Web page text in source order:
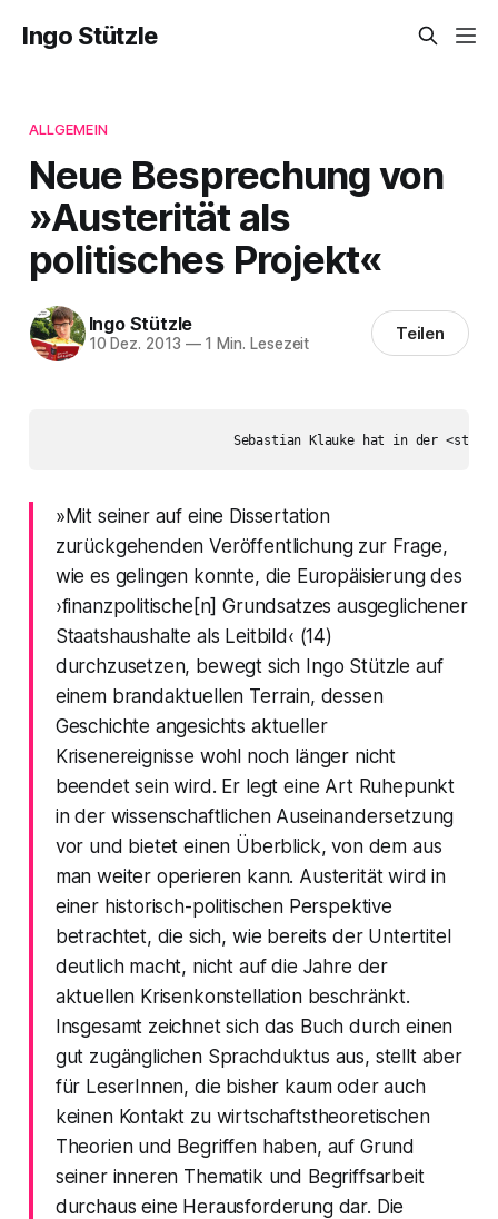
Ingo Stützle
ALLGEMEIN
Neue Besprechung von
»Austerität als
politisches Projekt«
Ingo Stützle
10 Dez. 2013 —1 Min. Lesezeit Teilen
»Mit seiner auf eine Dissertation
zurückgehenden Veröffentlichung zur Frage,
wie es gelingen konnte, die Europäisierung des
›finanzpolitische[n] Grundsatzes ausgeglichener
Staatshaushalte als Leitbild‹ (14)
durchzusetzen, bewegt sich Ingo Stützle auf
einem brandaktuellen Terrain, dessen
Geschichte angesichts aktueller
Krisenereignisse wohl noch länger nicht
beendet sein wird. Er legt eine Art Ruhepunkt
in der wissenschaftlichen Auseinandersetzung
vor und bietet einen Überblick, von dem aus
man weiter operieren kann. Austerität wird in
einer historisch-politischen Perspektive
betrachtet, die sich, wie bereits der Untertitel
deutlich macht, nicht auf die Jahre der
aktuellen Krisenkonstellation beschränkt.
Insgesamt zeichnet sich das Buch durch einen
gut zugänglichen Sprachduktus aus, stellt aber
für LeserInnen, die bisher kaum oder auch
keinen Kontakt zu wirtschaftstheoretischen
Theorien und Begriffen haben, auf Grund
seiner inneren Thematik und Begriffsarbeit
durchaus eine Herausforderung dar. Die